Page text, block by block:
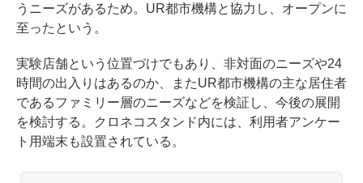
うニーズがあるため。UR都市機構と協力し、オープンに
至ったという。
実験店舗という位置づけでもあり、非対面のニーズや24
時間の出入りはあるのか、またUR都市機構の主な居住者
であるファミリー層のニーズなどを検証し、今後の展開
を検討する。クロネコスタンド内には、利用者アンケー
ト用端末も設置されている。